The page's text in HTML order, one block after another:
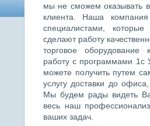
мы не сможем оказывать
клиента. Наша компания
специалистами,
сделают работу
торговое оборудование
работу с программами 1с
можете получить путем
услугу доставки до
Мы будем рады видеть
весь наш
ваших задач.